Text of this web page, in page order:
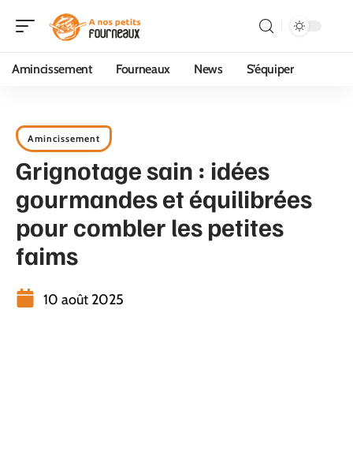
Amincissement Fourneaux News S’équiper
Amincissement
Grignotage sain : idées
gourmandes et équilibrées
pour combler les petites
faims
10 août 2025